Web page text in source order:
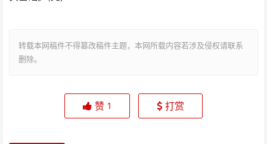
转载本网稿件不得篡改稿件主题，本网所载内容若涉及侵权请联系
删除。
赞 1 打赏